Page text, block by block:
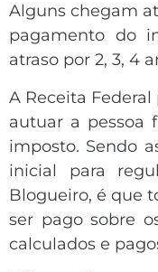
Alguns chegam
pagamento do
atraso por 2, 3, 4
A Receita Federal
autuar a pessoa
imposto. Sendo
inicial para
Blogueiro, é que
ser pago sobre
calculados e